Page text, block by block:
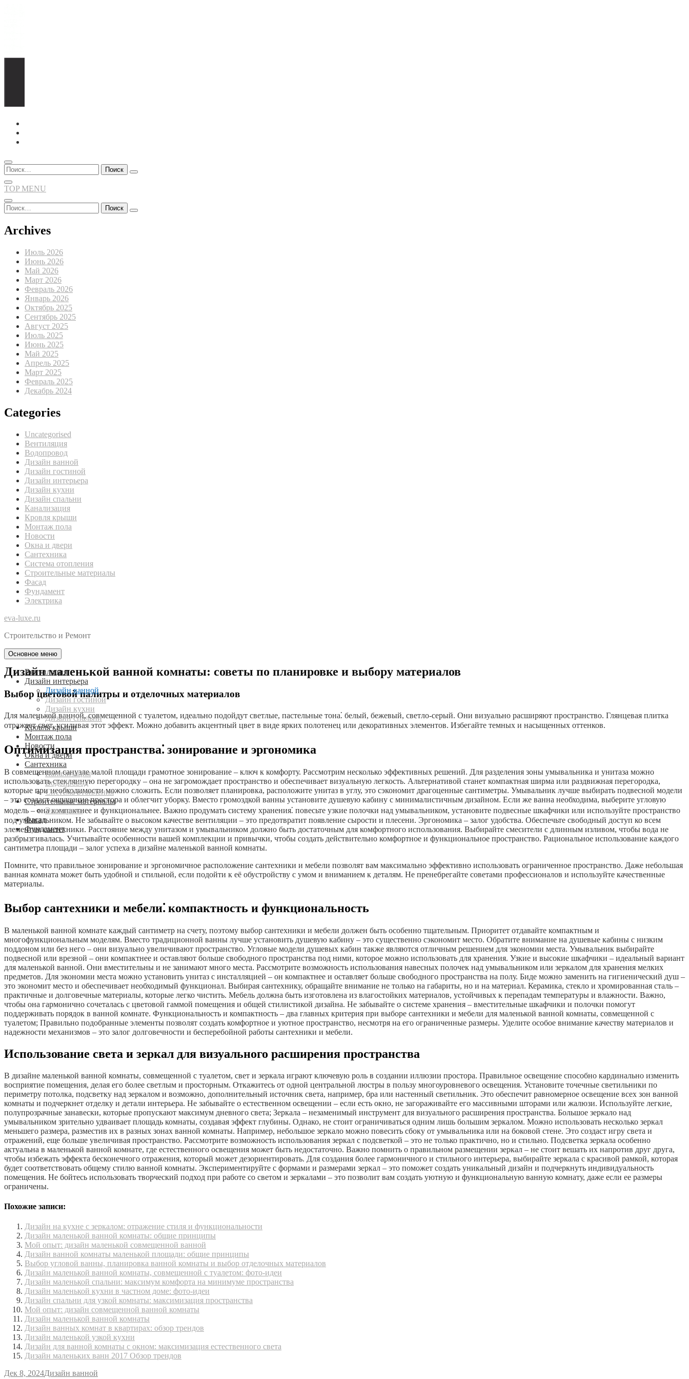
Перейти
содержимому
Найти:
TOP MENU
Найти:
Archives
Июль 2026
Июнь 2026
Май 2026
Март 2026
Февраль 2026
Январь 2026
Октябрь 2025
Сентябрь 2025
Август 2025
Июль 2025
Июнь 2025
Май 2025
Апрель 2025
Март 2025
Февраль 2025
Декабрь 2024
Categories
Uncategorised
Вентиляция
Водопровод
Дизайн ванной
Дизайн гостиной
Дизайн интерьера
Дизайн кухни
Дизайн спальни
Канализация
Кровля крыши
Монтаж пола
Новости
Окна и двери
Сантехника
Система отопления
Строительные материалы
Фасад
Фундамент
Электрика
eva-luxe.ru
Строительство и Ремонт
Основное меню
Вентиляция
Дизайн интерьера
Дизайн ванной
Дизайн гостиной
Дизайн кухни
Дизайн спальни
Кровля крыши
Монтаж пола
Новости
Окна и двери
Сантехника
Канализация
Водопровод
Система отопления
Строительные материалы
Электрика
Фасад
Фундамент
Дизайн маленькой ванной комнаты: советы по планировке и выбору материалов
Выбор цветовой палитры и отделочных материалов
Для маленькой ванной, совмещенной с туалетом, идеально подойдут светлые, пастельные тона⁚ белый, бежевый, светло-серый. Они визуально расширяют пространство. Глянцевая плитка
отражает свет, усиливая этот эффект. Можно добавить акцентный цвет в виде ярких полотенец или декоративных элементов. Избегайте темных и насыщенных оттенков.
Оптимизация пространства⁚ зонирование и эргономика
В совмещенном санузле малой площади грамотное зонирование – ключ к комфорту. Рассмотрим несколько эффективных решений. Для разделения зоны умывальника и унитаза можно
использовать стеклянную перегородку – она не загромождает пространство и обеспечивает визуальную легкость. Альтернативой станет компактная ширма или раздвижная перегородка,
которые при необходимости можно сложить. Если позволяет планировка, расположите унитаз в углу, это сэкономит драгоценные сантиметры. Умывальник лучше выбирать подвесной модели
– это создаст ощущение простора и облегчит уборку. Вместо громоздкой ванны установите душевую кабину с минималистичным дизайном. Если же ванна необходима, выберите угловую
модель – она компактнее и функциональнее. Важно продумать систему хранения⁚ повесьте узкие полочки над умывальником, установите подвесные шкафчики или используйте пространство
под умывальником. Не забывайте о высоком качестве вентиляции – это предотвратит появление сырости и плесени. Эргономика – залог удобства. Обеспечьте свободный доступ ко всем
элементам сантехники. Расстояние между унитазом и умывальником должно быть достаточным для комфортного использования. Выбирайте смесители с длинным изливом, чтобы вода не
разбрызгивалась. Учитывайте особенности вашей комплекции и привычки, чтобы создать действительно комфортное и функциональное пространство. Рациональное использование каждого
сантиметра площади – залог успеха в дизайне маленькой ванной комнаты.
Помните, что правильное зонирование и эргономичное расположение сантехники и мебели позволят вам максимально эффективно использовать ограниченное пространство. Даже небольшая
ванная комната может быть удобной и стильной, если подойти к её обустройству с умом и вниманием к деталям. Не пренебрегайте советами профессионалов и используйте качественные
материалы.
Выбор сантехники и мебели⁚ компактность и функциональность
В маленькой ванной комнате каждый сантиметр на счету, поэтому выбор сантехники и мебели должен быть особенно тщательным. Приоритет отдавайте компактным и
многофункциональным моделям. Вместо традиционной ванны лучше установить душевую кабину – это существенно сэкономит место. Обратите внимание на душевые кабины с низким
поддоном или без него – они визуально увеличивают пространство. Угловые модели душевых кабин также являются отличным решением для экономии места. Умывальник выбирайте
подвесной или врезной – они компактнее и оставляют больше свободного пространства под ними, которое можно использовать для хранения. Узкие и высокие шкафчики – идеальный вариант
для маленькой ванной. Они вместительны и не занимают много места. Рассмотрите возможность использования навесных полочек над умывальником или зеркалом для хранения мелких
предметов. Для экономии места можно установить унитаз с инсталляцией – он компактнее и оставляет больше свободного пространства на полу. Биде можно заменить на гигиенический душ –
это экономит место и обеспечивает необходимый функционал. Выбирая сантехнику, обращайте внимание не только на габариты, но и на материал. Керамика, стекло и хромированная сталь –
практичные и долговечные материалы, которые легко чистить. Мебель должна быть изготовлена из влагостойких материалов, устойчивых к перепадам температуры и влажности. Важно,
чтобы она гармонично сочеталась с цветовой гаммой помещения и общей стилистикой дизайна. Не забывайте о системе хранения – вместительные шкафчики и полочки помогут
поддерживать порядок в ванной комнате. Функциональность и компактность – два главных критерия при выборе сантехники и мебели для маленькой ванной комнаты, совмещенной с
туалетом; Правильно подобранные элементы позволят создать комфортное и уютное пространство, несмотря на его ограниченные размеры. Уделите особое внимание качеству материалов и
надежности механизмов – это залог долговечности и бесперебойной работы сантехники и мебели.
Использование света и зеркал для визуального расширения пространства
В дизайне маленькой ванной комнаты, совмещенной с туалетом, свет и зеркала играют ключевую роль в создании иллюзии простора. Правильное освещение способно кардинально изменить
восприятие помещения, делая его более светлым и просторным. Откажитесь от одной центральной люстры в пользу многоуровневого освещения. Установите точечные светильники по
периметру потолка, подсветку над зеркалом и возможно, дополнительный источник света, например, бра или настенный светильник. Это обеспечит равномерное освещение всех зон ванной
комнаты и подчеркнет отделку и детали интерьера. Не забывайте о естественном освещении – если есть окно, не загораживайте его массивными шторами или жалюзи. Используйте легкие,
полупрозрачные занавески, которые пропускают максимум дневного света; Зеркала – незаменимый инструмент для визуального расширения пространства. Большое зеркало над
умывальником зрительно удваивает площадь комнаты, создавая эффект глубины. Однако, не стоит ограничиваться одним лишь большим зеркалом. Можно использовать несколько зеркал
меньшего размера, разместив их в разных зонах ванной комнаты. Например, небольшое зеркало можно повесить сбоку от умывальника или на боковой стене. Это создаст игру света и
отражений, еще больше увеличивая пространство. Рассмотрите возможность использования зеркал с подсветкой – это не только практично, но и стильно. Подсветка зеркала особенно
актуальна в маленькой ванной комнате, где естественного освещения может быть недостаточно. Важно помнить о правильном размещении зеркал – не стоит вешать их напротив друг друга,
чтобы избежать эффекта бесконечного отражения, который может дезориентировать. Для создания более гармоничного и стильного интерьера, выбирайте зеркала с красивой рамкой, которая
будет соответствовать общему стилю ванной комнаты. Экспериментируйте с формами и размерами зеркал – это поможет создать уникальный дизайн и подчеркнуть индивидуальность
помещения. Не бойтесь использовать творческий подход при работе со светом и зеркалами – это позволит вам создать уютную и функциональную ванную комнату, даже если ее размеры
ограничены.
Похожие записи:
Дизайн на кухне с зеркалом: отражение стиля и функциональности
Дизайн маленькой ванной комнаты: общие принципы
Мой опыт: дизайн маленькой совмещенной ванной
Дизайн ванной комнаты маленькой площади: общие принципы
Выбор угловой ванны, планировка ванной комнаты и выбор отделочных материалов
Дизайн маленькой ванной комнаты, совмещенной с туалетом: фото-идеи
Дизайн маленькой спальни: максимум комфорта на минимуме пространства
Дизайн маленькой кухни в частном доме: фото-идеи
Дизайн спальни для узкой комнаты: максимизация пространства
Мой опыт: дизайн совмещенной ванной комнаты
Дизайн маленькой ванной комнаты
Дизайн ванных комнат в квартирах: обзор трендов
Дизайн маленькой узкой кухни
Дизайн для ванной комнаты с окном: максимизация естественного света
Дизайн маленьких ванн 2017 Обзор трендов
Дек 8, 2024Дизайн ванной